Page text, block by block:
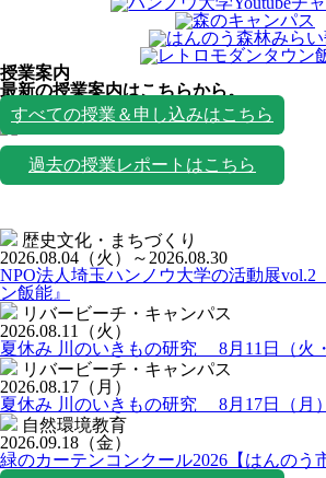
授業案内
最新の授業案内はこちらから。
授業一覧
すべての授業＆申し込みはこちら
過去の授業レポートはこちら
歴史文化・まちづくり
2026.08.04 （火）
～2026.08.30
NPO法人埼玉ハンノウ大学の活動展vol.2
ン飯能』
リバービーチ・キャンパス
2026.08.11
（火）
夏休み 川のいきもの研究 8月11日（火
リバービーチ・キャンパス
2026.08.17 （月）
夏休み 川のいきもの研究 8月17日（月）
自然環境教育
2026.09.18 （金）
緑のカーテンコンクール2026【はんのう